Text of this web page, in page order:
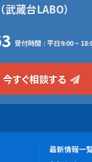
（武蔵台LABO）
受付時間 : 平日9:00 ~
今すぐ相談する
更
最新情報一